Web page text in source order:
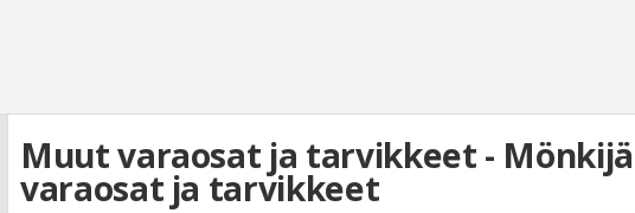
Muut varaosat ja tarvikkeet -
varaosat ja tarvikkeet